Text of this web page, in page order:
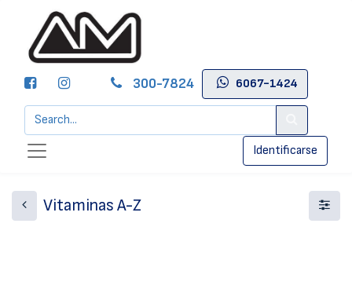
300-7824 6067-1424
Identificarse
Vitaminas A-Z